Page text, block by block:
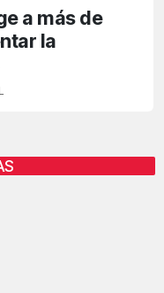
a más de
la